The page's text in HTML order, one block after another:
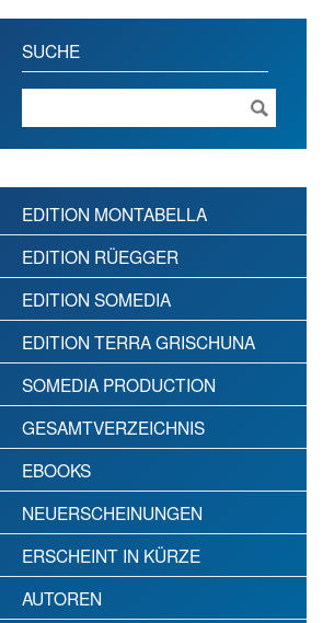
SUCHE
EDITION MONTABELLA
EDITION RÜEGGER
EDITION SOMEDIA
EDITION TERRA GRISCHUNA
SOMEDIA PRODUCTION
GESAMTVERZEICHNIS
EBOOKS
NEUERSCHEINUNGEN
ERSCHEINT IN KÜRZE
AUTOREN